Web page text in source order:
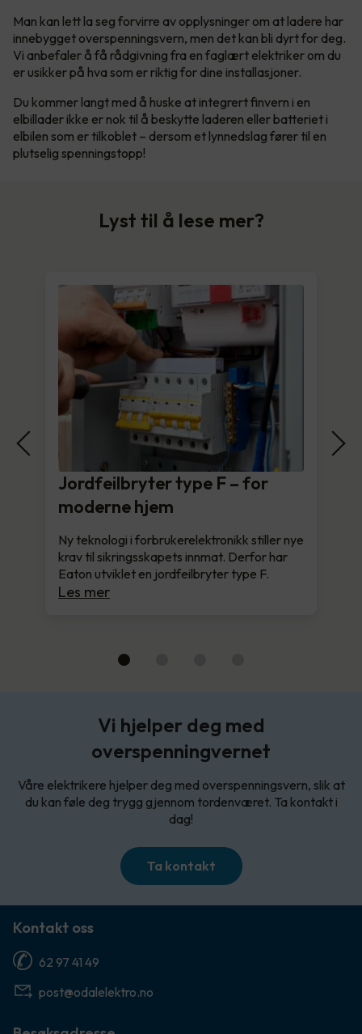
Man kan lett la seg forvirre av opplysninger om at ladere har
innebygget overspenningsvern, men det kan bli dyrt for deg.
Vi anbefaler å få rådgivning fra en faglært elektriker om du
er usikker på hva som er riktig for dine installasjoner.
Du kommer langt med å huske at integrert finvern i en
elbillader ikke er nok til å beskytte laderen eller batteriet i
elbilen som er tilkoblet – dersom et lynnedslag fører til en
plutselig spenningstopp!
Lyst til å lese mer?
Jordfeilbryter type F – for
moderne hjem
Ny teknologi i forbrukerelektronikk stiller nye
krav til sikringsskapets innmat. Derfor har
Eaton utviklet en jordfeilbryter type F.
Les mer
Vi hjelper deg med
overspenningvernet
Våre elektrikere hjelper deg med overspenningsvern, slik at
du kan føle deg trygg gjennom tordenværet. Ta kontakt i
dag!
Ta kontakt
Kontakt oss
62 97 41 49
post@odalelektro.no